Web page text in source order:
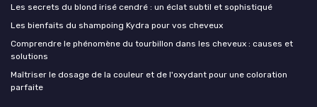
Les secrets du blond irisé cendré : un éclat subtil et sophistiqué
Les bienfaits du shampoing Kydra pour vos cheveux
Comprendre le phénomène du tourbillon dans les cheveux : causes et
solutions
Maîtriser le dosage de la couleur et de l'oxydant pour une coloration
parfaite